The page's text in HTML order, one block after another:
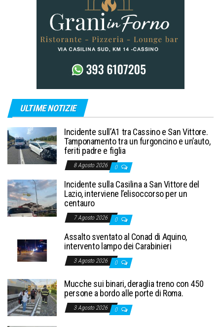
ULTIME NOTIZIE
Incidente sull’A1 tra Cassino e San Vittore.
Tamponamento tra un furgoncino e un’auto,
feriti padre e figlia
8 Agosto 2026 0
Incidente sulla Casilina a San Vittore del
Lazio, interviene l’elisoccorso per un
centauro
7 Agosto 2026 0
Assalto sventato al Conad di Aquino,
intervento lampo dei Carabinieri
3 Agosto 2026 0
Mucche sui binari, deraglia treno con 450
persone a bordo alle porte di Roma.
3 Agosto 2026 0